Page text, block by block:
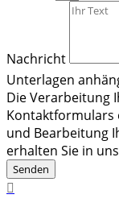
Nachricht
Unterlagen
Die Verarbeitung
Kontaktformulars
und Bearbeitung
erhalten Sie in
Senden